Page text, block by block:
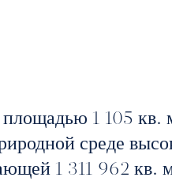
площадью 1 105 кв.
среде
1 311 962 кв.